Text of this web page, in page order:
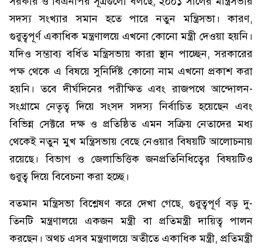
সদস্য সংখ্যার সমান হতে পারে নতুন মন্ত্রিসভা। কারণ,
গুরুত্বপূর্ণ একাধিক মন্ত্রণালয়ে এখনো কোনো মন্ত্রী দেওয়া হয়নি।
যদিও সম্ভাব্য বর্ধিত মন্ত্রিসভায় কারা স্থান পাচ্ছেন, সরকারের
পক্ষ থেকে এ বিষয়ে সুনির্দিষ্ট কোনো নাম এখনো প্রকাশ করা
হয়নি। তবে দীর্ঘদিনের পরীক্ষিত এবং রাজপথে আন্দোলন-
সংগ্রামে নেতৃত্ব দিয়ে সংসদ সদস্য নির্বাচিত হয়েছেন এবং
বিভিন্ন সেক্টরে দক্ষ ও প্রতিষ্ঠিত এমন সক্রিয় নেতাদের মধ্য
থেকেই নতুন মুখ মন্ত্রিসভায় বেছে নেওয়ার বিষয়টি আলোচনায়
রয়েছে। বিভাগ ও জেলাভিত্তিক জনপ্রতিনিধিত্বের বিষয়টিও
গুরুত্ব দিয়ে বিবেচনা করা হচ্ছে।
বতমান মন্ত্রিসভা বিশ্লেষণ করে দেখা গেছে, গুরুত্বপূর্ণ বড় দু-
তিনটি মন্ত্রণালয়ে একজন মন্ত্রী বা প্রতিমন্ত্রী দায়িত্ব পালন
করছেন। অথচ এসব মন্ত্রণালয়ে অতীতে একাধিক মন্ত্রী, প্রতিমন্ত্রী